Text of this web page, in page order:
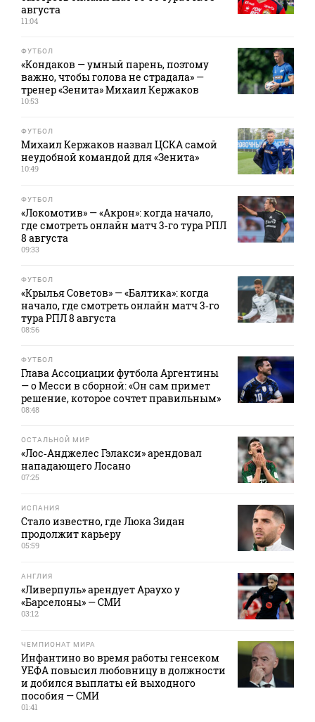
августа
11:04
ФУТБОЛ
«Кондаков — умный парень, поэтому
важно, чтобы голова не страдала» —
тренер «Зенита» Михаил Кержаков
10:53
ФУТБОЛ
Михаил Кержаков назвал ЦСКА самой
неудобной командой для «Зенита»
10:49
ФУТБОЛ
«Локомотив» — «Акрон»: когда начало,
где смотреть онлайн матч 3‑го тура РПЛ
8 августа
09:33
ФУТБОЛ
«Крылья Советов» — «Балтика»: когда
начало, где смотреть онлайн матч 3‑го
тура РПЛ 8 августа
08:56
ФУТБОЛ
Глава Ассоциации футбола Аргентины
— о Месси в сборной: «Он сам примет
решение, которое сочтет правильным»
08:48
ОСТАЛЬНОЙ МИР
«Лос‑Анджелес Гэлакси» арендовал
нападающего Лосано
07:25
ИСПАНИЯ
Стало известно, где Люка Зидан
продолжит карьеру
05:59
АНГЛИЯ
«Ливерпуль» арендует Араухо у
«Барселоны» — СМИ
03:12
ЧЕМПИОНАТ МИРА
Инфантино во время работы генсеком
УЕФА повысил любовницу в должности
и добился выплаты ей выходного
пособия — СМИ
01:41